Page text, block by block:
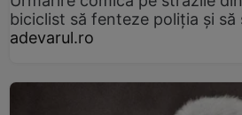
biciclist să fenteze poliția și să
adevarul.ro